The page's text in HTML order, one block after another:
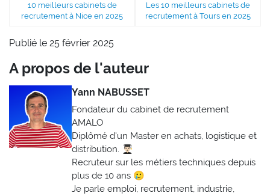
10 meilleurs cabinets de
recrutement à Nice en 2025
Les 10 meilleurs cabinets de
recrutement à Tours en 2025
Publié le 25 février 2025
A propos de l'auteur
Yann NABUSSET
Fondateur du cabinet de recrutement
AMALO
Diplômé d'un Master en achats, logistique et
distribution. 👨🏻‍🎓
Recruteur sur les métiers techniques depuis
plus de 10 ans 🥲
Je parle emploi, recrutement, industrie,